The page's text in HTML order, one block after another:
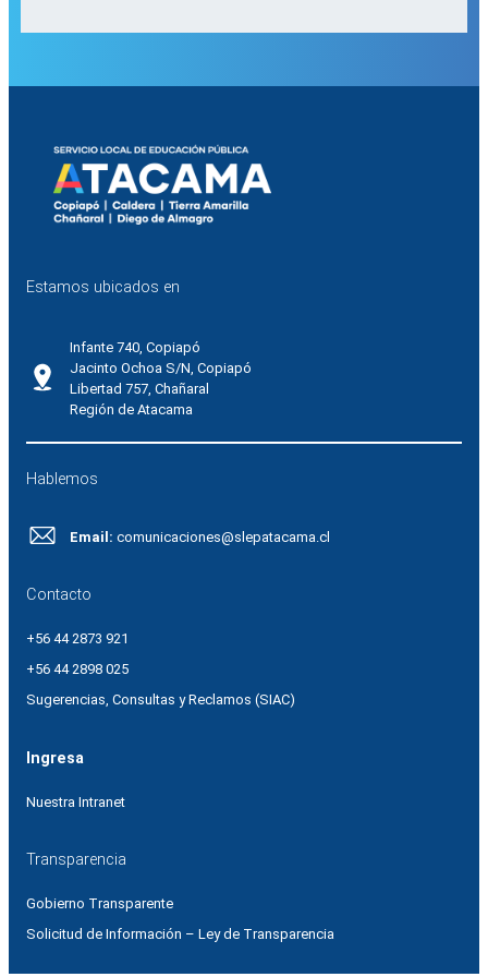
Estamos ubicados en
Infante 740, Copiapó
Jacinto Ochoa S/N, Copiapó
Libertad 757, Chañaral
Región de Atacama
Hablemos
Email: comunicaciones@slepatacama.cl
Contacto
+56 44 2873 921
+56 44 2898 025
Sugerencias, Consultas y Reclamos (SIAC)
Ingresa
Nuestra Intranet
Transparencia
Gobierno Transparente
Solicitud de Información – Ley de Transparencia